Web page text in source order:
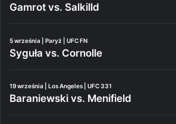
Gamrot vs. Salkilld
5 września | Paryż | UFC FN
Syguła vs. Cornolle
19 września | Los Angeles | UFC 331
Baraniewski vs. Menifield